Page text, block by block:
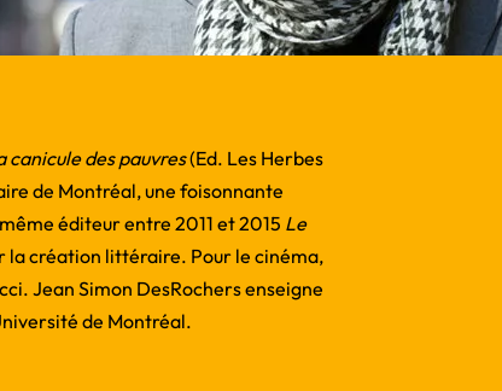
canicule des pauvres(Ed. Les Herbes
de Montréal, une foisonnante
éditeur entre 2011 et 2015 Le
la création littéraire. Pour le cinéma,
Jean Simon DesRochers enseigne
de Montréal.